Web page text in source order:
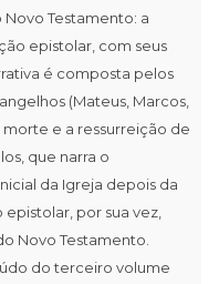
Testamento: a
epistolar, com seus
é composta pelos
(Mateus, Marcos,
morte e a ressurreição de
que narra o
da Igreja depois da
epistolar, por sua vez,
Novo Testamento.
do terceiro volume